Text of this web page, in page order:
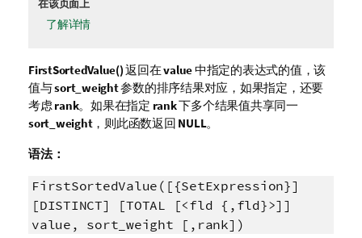
在该页面上
了解详情
FirstSortedValue()返回在value中指定的表达式的值，该
值与sort_weight参数的排序结果对应，如果指定，还要
考虑rank。如果在指定 rank下多个结果值共享同一
sort_weight，则此函数返回 NULL。
语法：
FirstSortedValue([{SetExpression}]
[DISTINCT] [TOTAL [<fld {,fld}>]]
value, sort_weight [,rank])